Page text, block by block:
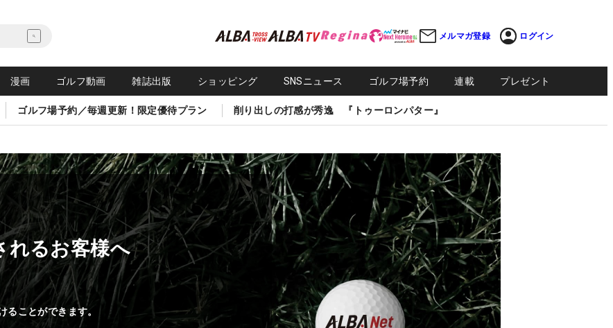
メルマガ登録 ログイン
漫画 ゴルフ動画 雑誌出版 ショッピング SNSニュース ゴルフ場予約 連載 プレゼント
ゴルフ場予約／毎週更新！限定優待プラン 削り出しの打感が秀逸 『トゥーロンパター』
れるお客様へ
ることができます。